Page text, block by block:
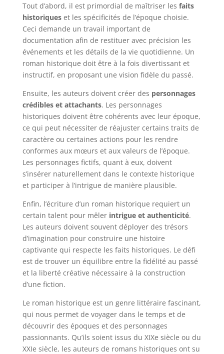
Tout d’abord, il est primordial de maîtriser les faits
historiqueset les spécificités de l’époque choisie.
Ceci demande un travail important de
documentation afin de restituer avec précision les
événements et les détails de la vie quotidienne. Un
roman historique doit être à la fois divertissant et
instructif, en proposant une vision fidèle du passé.
Ensuite, les auteurs doivent créer des personnages
crédibles et attachants. Les personnages
historiques doivent être cohérents avec leur époque,
ce qui peut nécessiter de réajuster certains traits de
caractère ou certaines actions pour les rendre
conformes aux mœurs et aux valeurs de l’époque.
Les personnages fictifs, quant à eux, doivent
s’insérer naturellement dans le contexte historique
et participer à l’intrigue de manière plausible.
Enfin, l’écriture d’un roman historique requiert un
certain talent pour mêler intrigue et authenticité.
Les auteurs doivent souvent déployer des trésors
d’imagination pour construire une histoire
captivante qui respecte les faits historiques. Le défi
est de trouver un équilibre entre la fidélité au passé
et la liberté créative nécessaire à la construction
d’une fiction.
Le roman historique est un genre littéraire fascinant,
qui nous permet de voyager dans le temps et de
découvrir des époques et des personnages
passionnants. Qu’ils soient issus du XIXe siècle ou du
XXIe siècle, les auteurs de romans historiques ont su